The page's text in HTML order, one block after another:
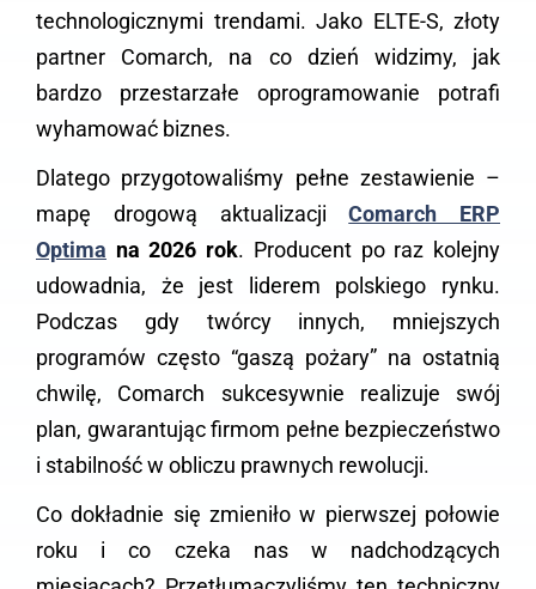
technologicznymi trendami. Jako ELTE-S, złoty
partner Comarch, na co dzień widzimy, jak
bardzo przestarzałe oprogramowanie potrafi
wyhamować biznes.
Dlatego przygotowaliśmy pełne zestawienie –
mapę drogową aktualizacjiComarch ERP
Optima na 2026 rok. Producent po raz kolejny
udowadnia, że jest liderem polskiego rynku.
Podczas gdy twórcy innych, mniejszych
programów często “gaszą pożary” na ostatnią
chwilę, Comarch sukcesywnie realizuje swój
plan, gwarantując firmom pełne bezpieczeństwo
i stabilność w obliczu prawnych rewolucji.
Co dokładnie się zmieniło w pierwszej połowie
roku i co czeka nas w nadchodzących